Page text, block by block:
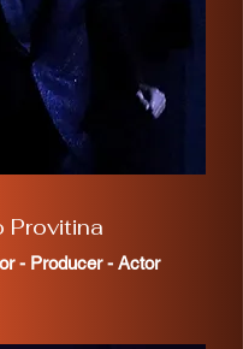
Provitina
- Producer - Actor